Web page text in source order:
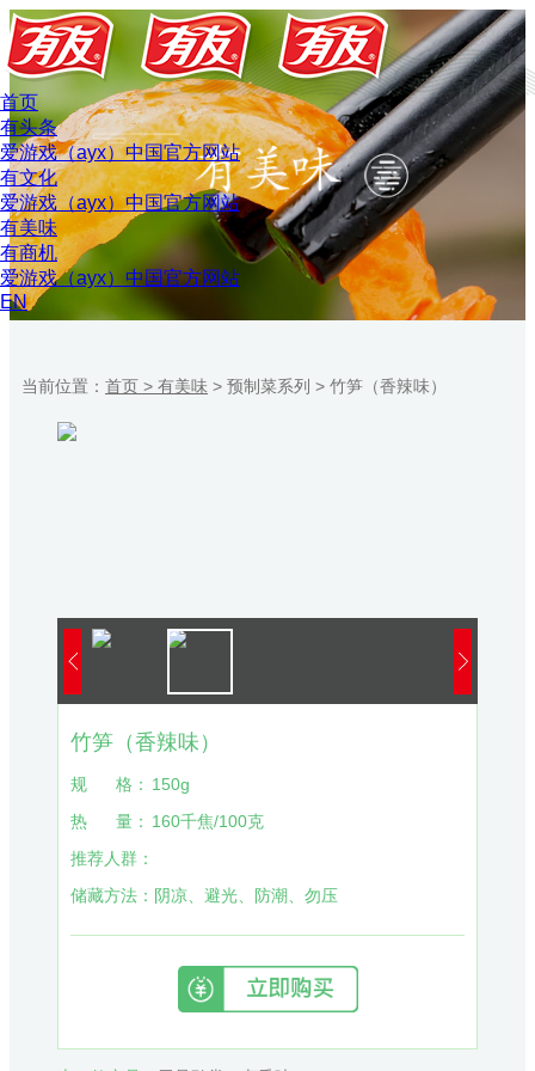
首页
有头条
爱游戏（ayx）中国官方网站
有文化
爱游戏（ayx）中国官方网站
有美味
有商机
爱游戏（ayx）中国官方网站
EN
当前位置： 首页 > 有美味 > 预制菜系列 > 竹笋（香辣味）
竹笋（香辣味）
规 格： 150g
热
量： 160千焦/100克
推荐人群：
储藏方法： 阴凉、避光、防潮、勿压